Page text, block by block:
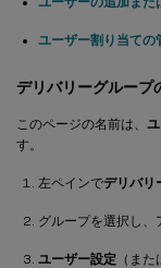
ユーザー割り当ての
デリバリーグループ
このページの名前は、
す。
左ペインでデリバリ
グループを選択し、
ユーザー設定 （また